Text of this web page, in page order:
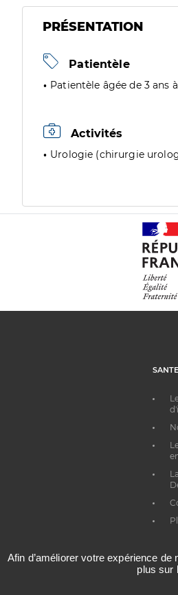
PRÉSENTATION
Patientèle
Patientèle âgée de 3 ans
Activités
Urologie (chirurgie
Afin d’améliorer votre expérience
plus sur